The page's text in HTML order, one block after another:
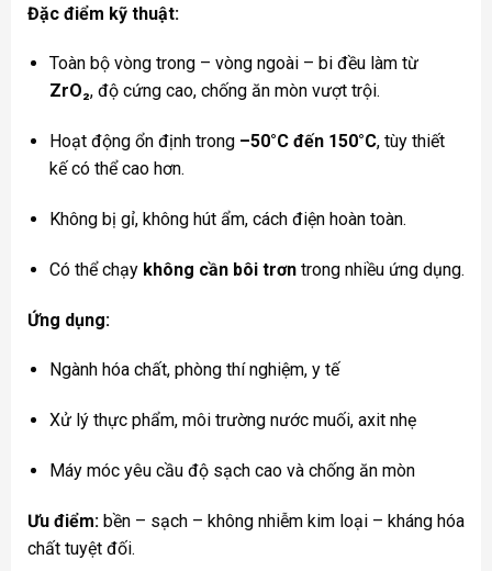
Đặc điểm kỹ thuật:
Toàn bộ vòng trong – vòng ngoài – bi đều làm từ
ZrO₂, độ cứng cao, chống ăn mòn vượt trội.
Hoạt động ổn định trong –50°C đến 150°C, tùy thiết
kế có thể cao hơn.
Không bị gỉ, không hút ẩm, cách điện hoàn toàn.
Có thể chạy không cần bôi trơn trong nhiều ứng dụng.
Ứng dụng:
Ngành hóa chất, phòng thí nghiệm, y tế
Xử lý thực phẩm, môi trường nước muối, axit nhẹ
Máy móc yêu cầu độ sạch cao và chống ăn mòn
Ưu điểm:bền – sạch – không nhiễm kim loại – kháng hóa
chất tuyệt đối.